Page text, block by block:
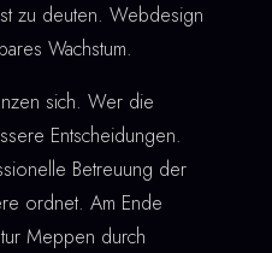
zu deuten. Webdesign
Wachstum.
sich. Wer die
Entscheidungen.
Betreuung der
ordnet. Am Ende
Meppen durch